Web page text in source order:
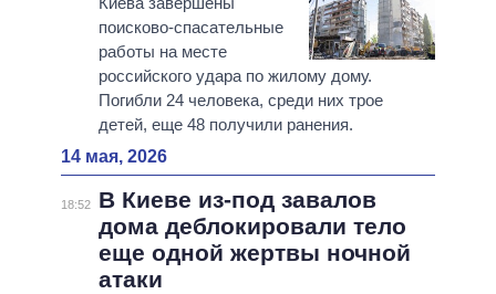
поисково-спасательные
работы на месте
российского удара по жилому дому.
Погибли 24 человека, среди них трое
детей, еще 48 получили ранения.
14 мая, 2026
18:52
В Киеве из-под завалов
дома деблокировали тело
еще одной жертвы ночной
атаки